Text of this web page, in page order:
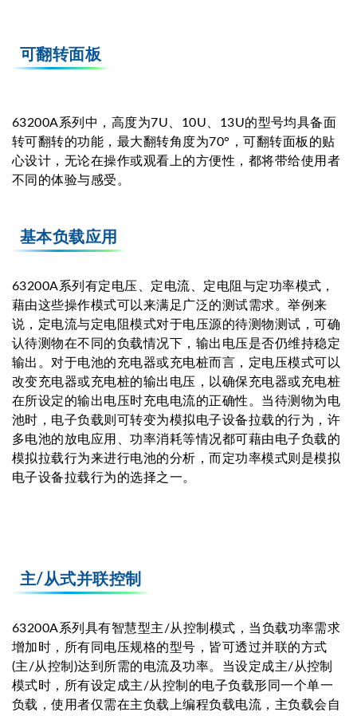
可翻转面板
63200A系列中，高度为7U、10U、13U的型号均具备面
转可翻转的功能，最大翻转角度为70°，可翻转面板的贴
心设计，无论在操作或观看上的方便性，都将带给使用者
不同的体验与感受。
基本负载应用
63200A系列有定电压、定电流、定电阻与定功率模式，
藉由这些操作模式可以来满足广泛的测试需求。举例来
说，定电流与定电阻模式对于电压源的待测物测试，可确
认待测物在不同的负载情况下，输出电压是否仍维持稳定
输出。对于电池的充电器或充电桩而言，定电压模式可以
改变充电器或充电桩的输出电压，以确保充电器或充电桩
在所设定的输出电压时充电电流的正确性。当待测物为电
池时，电子负载则可转变为模拟电子设备拉载的行为，许
多电池的放电应用、功率消耗等情况都可藉由电子负载的
模拟拉载行为来进行电池的分析，而定功率模式则是模拟
电子设备拉载行为的选择之一。
主/从式并联控制
63200A系列具有智慧型主/从控制模式，当负载功率需求
增加时，所有同电压规格的型号，皆可透过并联的方式
(主/从控制)达到所需的电流及功率。当设定成主/从控制
模式时，所有设定成主/从控制的电子负载形同一个单一
负载，使用者仅需在主负载上编程负载电流，主负载会自